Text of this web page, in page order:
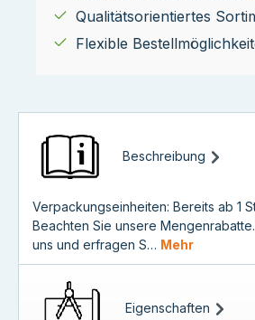
Qualitätsorientiertes
Flexible
Beschreibung
Verpackungseinheiten: Bereits ab 1
Beachten Sie unsere
uns und erfragen S… Mehr
Eigenschaften